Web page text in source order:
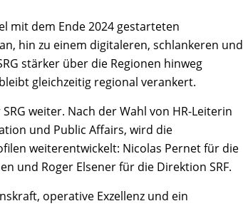
mit dem Ende 2024 gestarteten
hin zu einem digitaleren, schlankeren und
stärker über die Regionen hinweg
gleichzeitig regional verankert.
weiter. Nach der Wahl von HR-Leiterin
und Public Affairs, wird die
weiterentwickelt: Nicolas Pernet für die
und Roger Elsener für die Direktion SRF.
operative Exzellenz und ein